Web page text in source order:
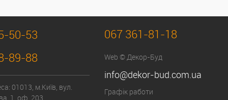
50-53
89-88
01013, м.Київ, вул.
1, оф. 203
067 361-81-18
Web © Декор-Буд
info@dekor-bud.com.ua
Графік работи